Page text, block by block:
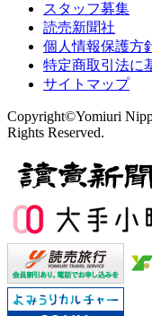
スタッフ募集
読売新聞社
個人情報保護方
特定商取引法に
サイトマップ
Copyright©Yomiuri
Rights Reserved.